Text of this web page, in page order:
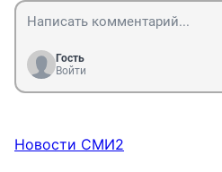
Гость
Войти
Новости СМИ2